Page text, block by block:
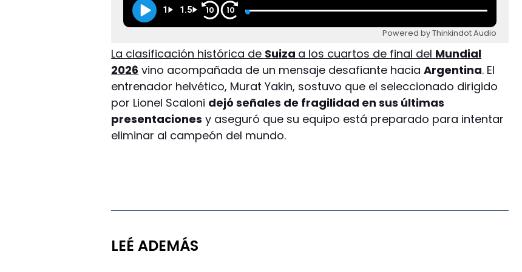
1 1.5 10 10
Powered by Thinkindot Audio
La clasificación histórica de Suiza a los cuartos de final del Mundial
2026 vino acompañada de un mensaje desafiante haciaArgentina. El
entrenador helvético, Murat Yakin, sostuvo que el seleccionado dirigido
por Lionel Scaloni dejó señales de fragilidad en sus últimas
presentaciones y aseguró que su equipo está preparado para intentar
eliminar al campeón del mundo.
LEÉ ADEMÁS